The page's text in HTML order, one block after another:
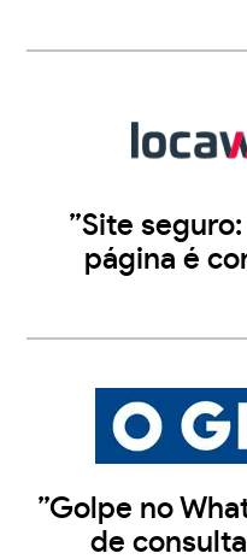
”Site
página é
”Golpe no
de